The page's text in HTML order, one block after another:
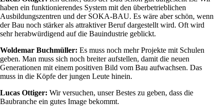
haben ein funktionierendes System mit den überbetrieblichen
Ausbildungszentren und der SOKA-BAU. Es wäre aber schön, wenn
der Bau noch stärker als attraktiver Beruf dargestellt wird. Oft wird
sehr herabwürdigend auf die Bauindustrie geblickt.
Woldemar Buchmüller: Es muss noch mehr Projekte mit Schulen
geben. Man muss sich noch breiter aufstellen, damit die neuen
Generationen mit einem positiven Bild vom Bau aufwachsen. Das
muss in die Köpfe der jungen Leute hinein.
Lucas Ottiger: Wir versuchen, unser Bestes zu geben, dass die
Baubranche ein gutes Image bekommt.